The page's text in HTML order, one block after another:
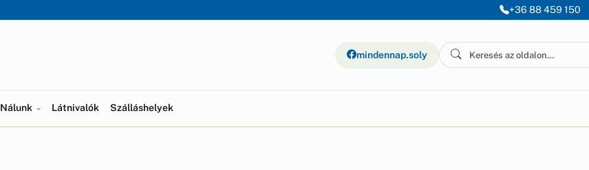
+36 88 459 150
mindennap.soly
Nálunk Látnivalók Szálláshelyek